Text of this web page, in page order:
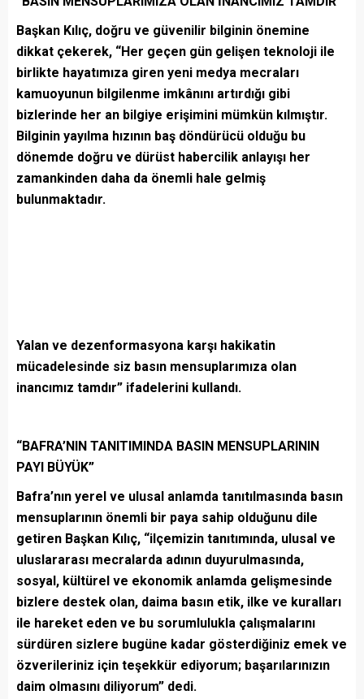
Başkan Kılıç, doğru ve güvenilir bilginin önemine
dikkat çekerek, “Her geçen gün gelişen teknoloji ile
birlikte hayatımıza giren yeni medya mecraları
kamuoyunun bilgilenme imkânını artırdığı gibi
bizlerinde her an bilgiye erişimini mümkün kılmıştır.
Bilginin yayılma hızının baş döndürücü olduğu bu
dönemde doğru ve dürüst habercilik anlayışı her
zamankinden daha da önemli hale gelmiş
bulunmaktadır.
Yalan ve dezenformasyona karşı hakikatin
mücadelesinde siz basın mensuplarımıza olan
inancımız tamdır” ifadelerini kullandı.
“BAFRA’NIN TANITIMINDA BASIN MENSUPLARININ
PAYI BÜYÜK”
Bafra’nın yerel ve ulusal anlamda tanıtılmasında basın
mensuplarının önemli bir paya sahip olduğunu dile
getiren Başkan Kılıç, “ilçemizin tanıtımında, ulusal ve
uluslararası mecralarda adının duyurulmasında,
sosyal, kültürel ve ekonomik anlamda gelişmesinde
bizlere destek olan, daima basın etik, ilke ve kuralları
ile hareket eden ve bu sorumlulukla çalışmalarını
sürdüren sizlere bugüne kadar gösterdiğiniz emek ve
özverileriniz için teşekkür ediyorum; başarılarınızın
daim olmasını diliyorum” dedi.